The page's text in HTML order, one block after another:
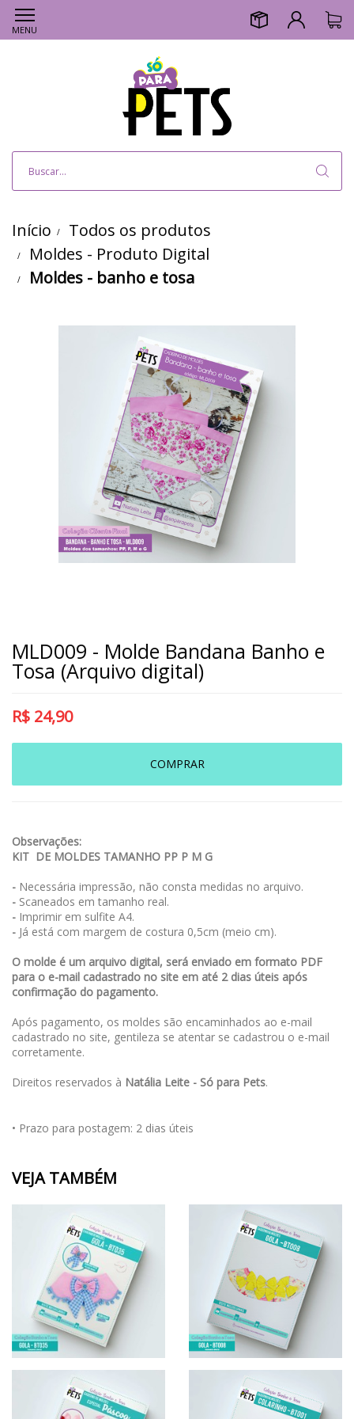
MENU
Início
Todos os produtos
Moldes - Produto Digital
Moldes - banho e tosa
MLD009 - Molde Bandana Banho e
Tosa (Arquivo digital)
R$ 24,90
COMPRAR
Observações:
KIT DE MOLDES TAMANHO PP P M G
- Necessária impressão, não consta medidas no arquivo.
- Scaneados em tamanho real.
- Imprimir em sulfite A4.
- Já está com margem de costura 0,5cm (meio cm).
O molde é um arquivo digital, será enviado em formato PDF
para o e-mail cadastrado no site em até 2 dias úteis após
confirmação do pagamento.
Após pagamento, os moldes são encaminhados ao e-mail
cadastrado no site, gentileza se atentar se cadastrou o e-mail
corretamente.
Direitos reservados à Natália Leite - Só para Pets.
• Prazo para postagem: 2 dias úteis
VEJA TAMBÉM